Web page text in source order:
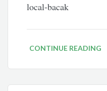
local-bacak
CONTINUE READING